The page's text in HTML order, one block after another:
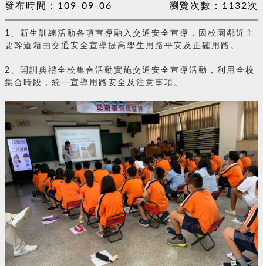
發布時間： 109-09-06 瀏覽次數： 1132次
1、新生訓練活動各項宣導融入交通安全宣導，因校園鄰近主
要幹道藉由交通安全宣導提高學生用路平安及正確用路。
2、開訓典禮全校集合活動實施交通安全宣導活動，利用全校
集合時段，統一宣導用路安全及注意事項。